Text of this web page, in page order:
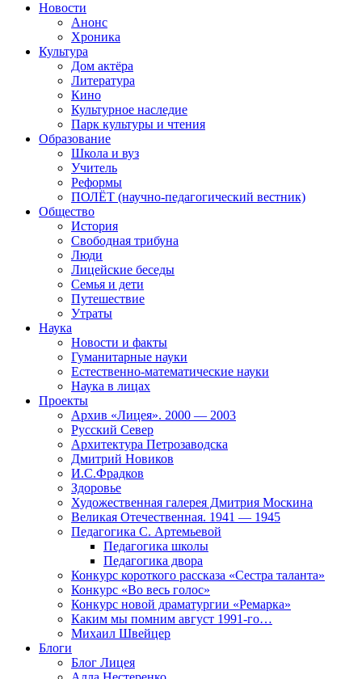
Новости
Анонс
Хроника
Культура
Дом актёра
Литература
Кино
Культурное наследие
Парк культуры и чтения
Образование
Школа и вуз
Учитель
Реформы
ПОЛЁТ (научно-педагогический вестник)
Общество
История
Свободная трибуна
Люди
Лицейские беседы
Семья и дети
Путешествие
Утраты
Наука
Новости и факты
Гуманитарные науки
Естественно-математические науки
Наука в лицах
Проекты
Архив «Лицея». 2000 — 2003
Русский Север
Архитектура Петрозаводска
Дмитрий Новиков
И.С.Фрадков
Здоровье
Художественная галерея Дмитрия Москина
Великая Отечественная. 1941 — 1945
Педагогика С. Артемьевой
Педагогика школы
Педагогика двора
Конкурс короткого рассказа «Сестра таланта»
Конкурс «Во весь голос»
Конкурс новой драматургии «Ремарка»
Каким мы помним август 1991-го…
Михаил Швейцер
Блоги
Блог Лицея